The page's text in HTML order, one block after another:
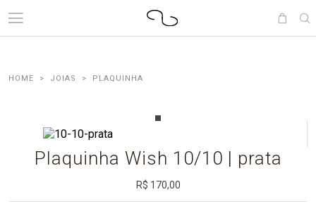
JOIAS PLAQUINHA
Plaquinha Wish 10/10 | prata
R$ 170,00